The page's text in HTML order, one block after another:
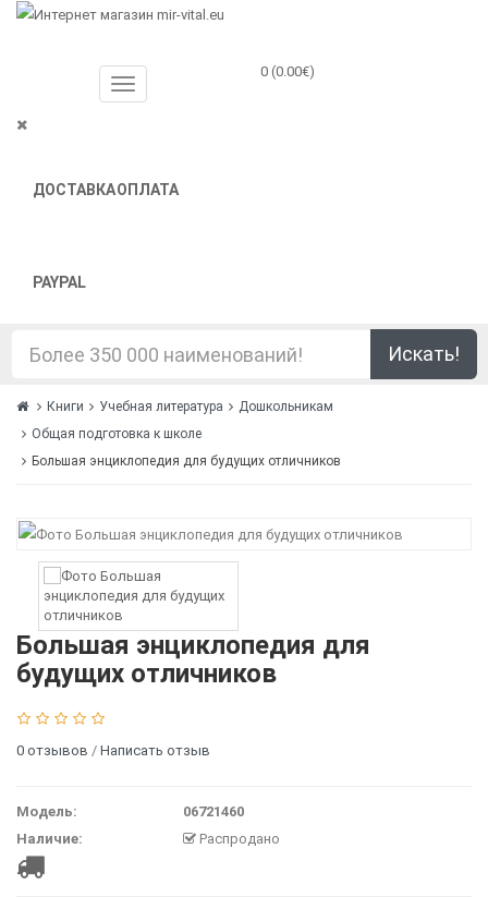
ДОСТАВКАОПЛАТА
PAYPAL
0 (0.00€)
Искать!
Книги Учебная литература
Дошкольникам
Общая подготовка к школе
Большая энциклопедия для будущих отличников
Большая энциклопедия для
будущих отличников
0 отзывов / Написать отзыв
Модель:
06721460
Наличие:
Распродано